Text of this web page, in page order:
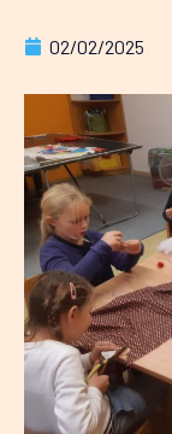
02/02/2025